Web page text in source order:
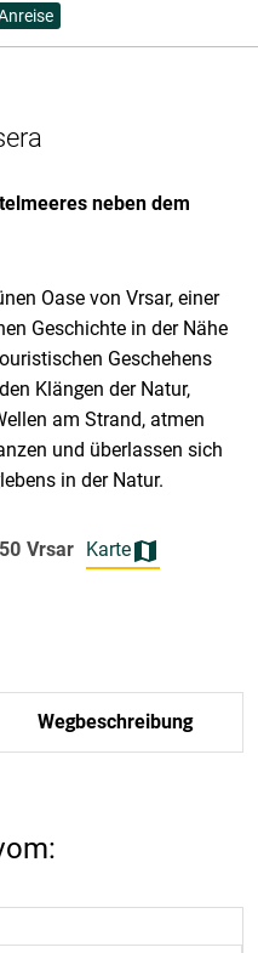
neben dem
Oase von Vrsar, einer
Geschichte in der Nähe
Geschehens
Klängen der Natur,
am Strand, atmen
und überlassen sich
in der Natur.
Vrsar Karte
Wegbeschreibung